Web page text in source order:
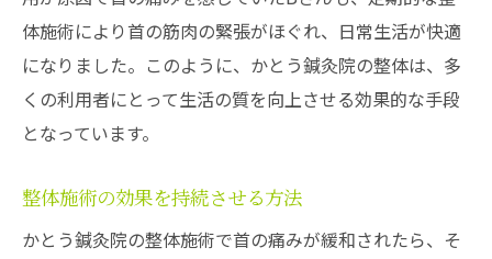
体施術により首の筋肉の緊張がほぐれ、日常生活が快適
になりました。このように、かとう鍼灸院の整体は、多
くの利用者にとって生活の質を向上させる効果的な手段
となっています。
整体施術の効果を持続させる方法
かとう鍼灸院の整体施術で首の痛みが緩和されたら、そ